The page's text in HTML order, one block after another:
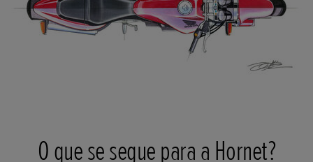
O que se segue para a Hornet?